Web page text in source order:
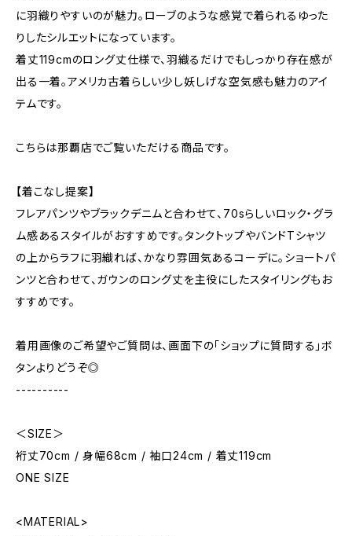
に羽織りやすいのが魅力。ローブのような感覚で着られるゆった
りしたシルエットになっています。
着丈119cmのロング丈仕様で、羽織るだけでもしっかり存在感が
出る一着。アメリカ古着らしい少し妖しげな空気感も魅力のアイ
テムです。
こちらは那覇店でご覧いただける商品です。
【着こなし提案】
フレアパンツやブラックデニムと合わせて、70sらしいロック・グラ
ム感あるスタイルがおすすめです。タンクトップやバンドTシャツ
の上からラフに羽織れば、かなり雰囲気あるコーデに。ショートパ
ンツと合わせて、ガウンのロング丈を主役にしたスタイリングもお
すすめです。
着用画像のご希望やご質問は、画面下の「ショップに質問する」ボ
タンよりどうぞ◎
----------
＜SIZE＞
裄丈70cm / 身幅68cm / 袖口24cm / 着丈119cm
ONE SIZE
<MATERIAL>